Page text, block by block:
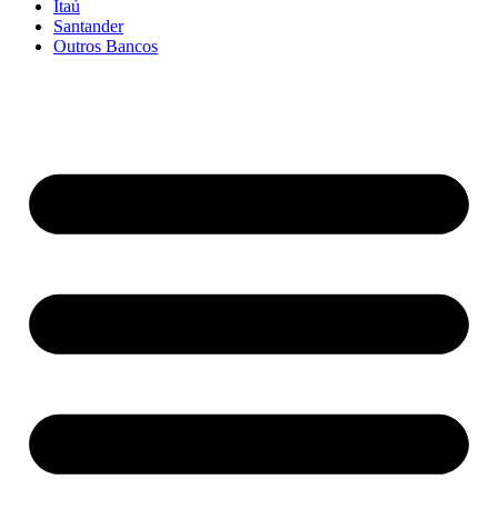
Itaú
Santander
Outros Bancos